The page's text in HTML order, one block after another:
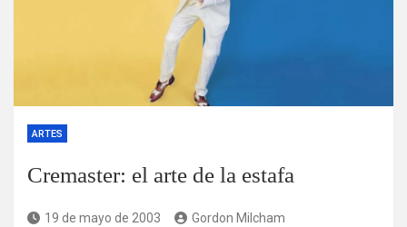
ARTES
Cremaster: el arte de la estafa
19 de mayo de 2003
Gordon Milcham